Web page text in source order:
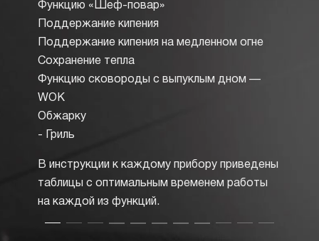
Функцию «Шеф-повар»
Поддержание кипения
Поддержание кипения на медленном огне
Сохранение тепла
Функцию сковороды с выпуклым дном —
WOK
Обжарку
- Гриль
В инструкции к каждому прибору приведены
таблицы с оптимальным временем работы
на каждой из функций.